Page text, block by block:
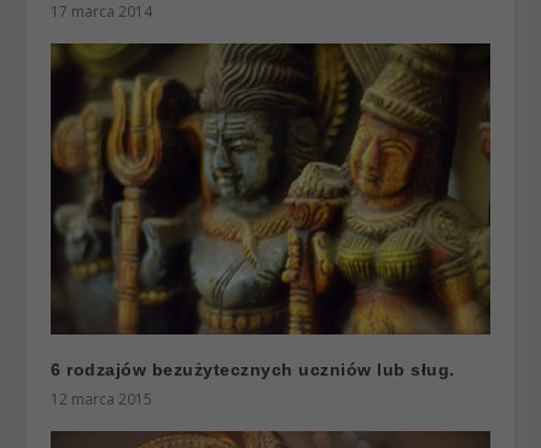
17 marca 2014
6 rodzajów bezużytecznych uczniów lub sług.
12 marca 2015